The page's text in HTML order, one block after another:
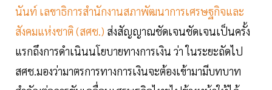
นันท์ เลขาธิการสำนักงานสภาพัฒนาการเศรษฐกิจและ
สังคมแห่งชาติ (สศช.) ส่งสัญญาณชัดเจนชัดเจนเป็นครั้ง
แรกถึงการดำเนินนโยบายทางการเงิน ว่า ในระยะถัดไป
สศช.มองว่ามาตรการทางการเงินจะต้องเข้ามามีบทบาท